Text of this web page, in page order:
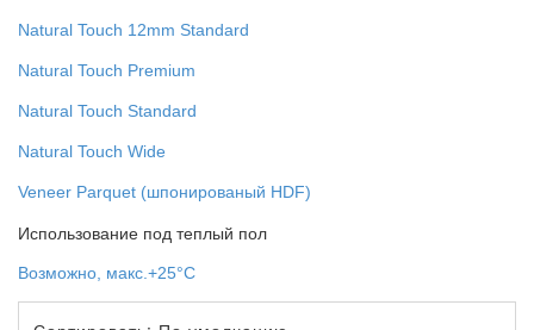
Natural Touch 12mm Standard
Natural Touch Premium
Natural Touch Standard
Natural Touch Wide
Veneer Parquet (шпонированый HDF)
Использование под теплый пол
Возможно, макс.+25°С